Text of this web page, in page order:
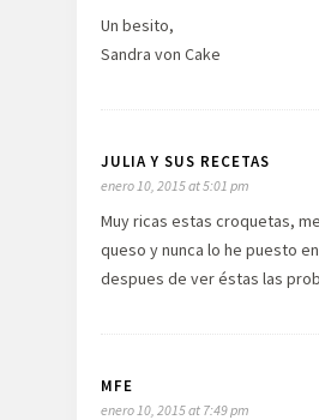
Un besito,
Sandra von Cake
JULIA Y SUS RECETAS
enero 10, 2015 at 5:01 pm
Muy ricas estas croquetas,
queso y nunca lo he puesto
despues de ver éstas las
MFE
enero 10, 2015 at 7:49 pm